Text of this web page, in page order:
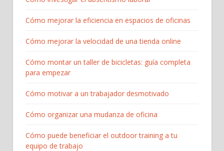
Cómo mejorar la eficiencia en espacios de oficinas
Cómo mejorar la velocidad de una tienda online
Cómo montar un taller de bicicletas: guía completa
para empezar​
Cómo motivar a un trabajador desmotivado
Cómo organizar una mudanza de oficina
Cómo puede beneficiar el outdoor training a tu
equipo de trabajo